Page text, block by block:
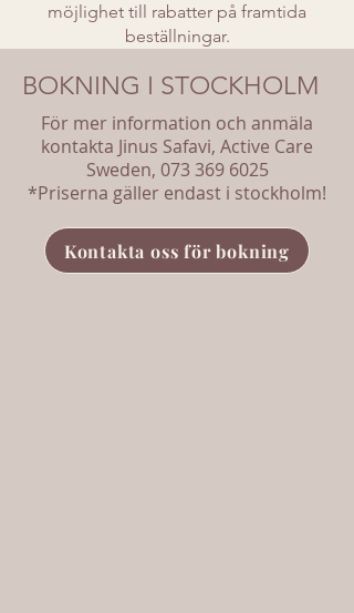
möjlighet till rabatter på framtida
beställningar.
BOKNING I STOCKHOLM
För mer information och anmäla
kontakta Jinus Safavi, Active Care
Sweden, 073 369 6025
*Priserna gäller endast i stockholm!
Kontakta oss för bokning